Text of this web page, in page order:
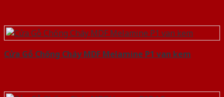
Cửa Gỗ Chống Cháy MDF Melamine P1 van kem